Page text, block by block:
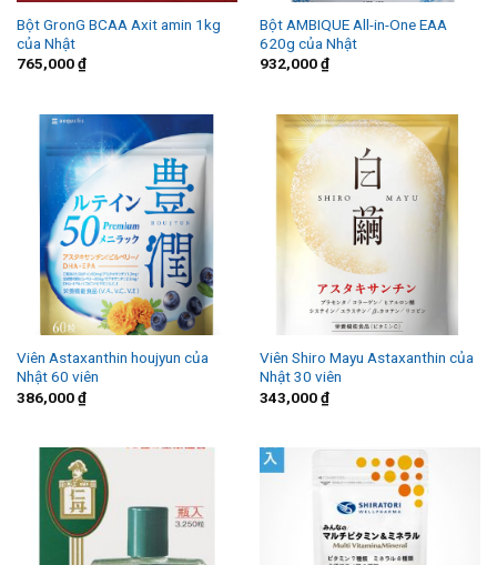
Bột GronG BCAA Axit amin 1kg
của Nhật
765,000₫
Bột AMBIQUE All-in-One EAA
620g của Nhật
932,000₫
Viên Astaxanthin houjyun của
Nhật 60 viên
386,000₫
Viên Shiro Mayu Astaxanthin của
Nhật 30 viên
343,000₫